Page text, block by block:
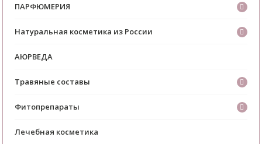
ПАРФЮМЕРИЯ
Натуральная косметика из России
АЮРВЕДА
Травяные составы
Фитопрепараты
Лечебная косметика